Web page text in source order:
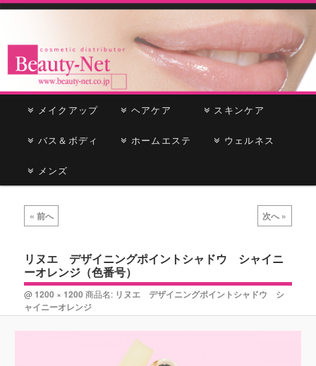
Beauty-Net
cosmetic distributor
ー
メ
イ
ン
テ
ン
サ
ブ
コ
ン
ツ
メイクアップ ヘアケア スキンケア
バス＆ボディ ホームエステ ウェルネス
メンズ
画
像
ビ
ゲ
ー
シ
ョ
ン
« 前へ 次へ »
リヌエ デザイニングポイントシャドウ シャイニ
ーオレンジ（色番号）
@ 1200 × 1200 商品名: リヌエ デザイニングポイントシャドウ シ
ャイニーオレンジ